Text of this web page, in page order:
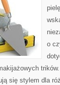
o
się stylem dla